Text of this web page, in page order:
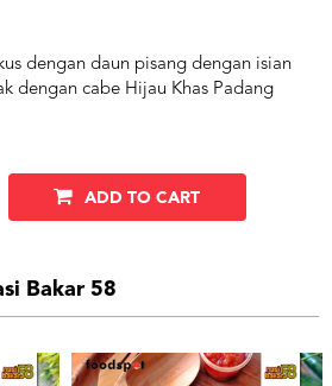
dengan daun pisang dengan isian
dengan cabe Hijau Khas Padang
ADD TO CART
Bakar 58